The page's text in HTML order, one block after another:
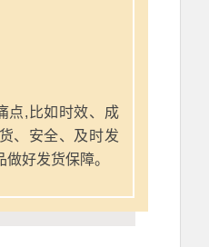
点,比如时效、成
、安全、及时发
好发货保障。